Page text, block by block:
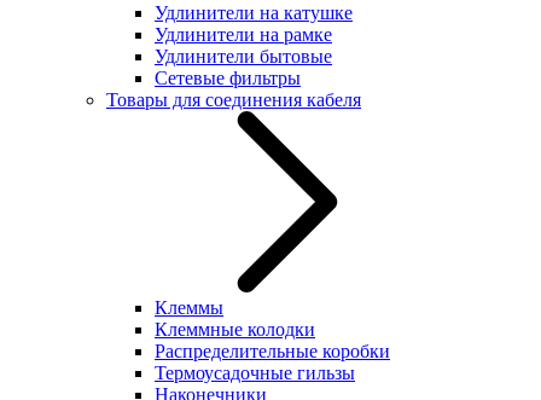
Удлинители на катушке
Удлинители на рамке
Удлинители бытовые
Сетевые фильтры
Товары для соединения кабеля
Клеммы
Клеммные колодки
Распределительные коробки
Термоусадочные гильзы
Наконечники